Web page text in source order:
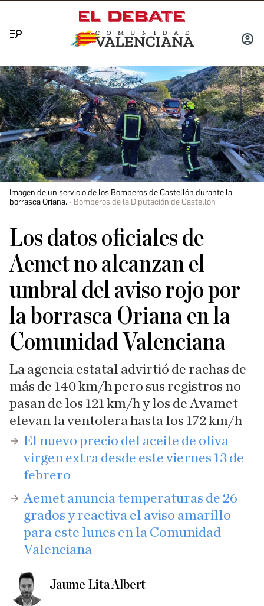
INICIAR
Imagen de un servicio de los Bomberos de Castellón durante la
borrasca Oriana.
Bomberos de la Diputación de Castellón
Los datos oficiales de
Aemet no alcanzan el
umbral del aviso rojo por
la borrasca Oriana en la
Comunidad Valenciana
La agencia estatal advirtió de rachas de
más de 140 km/h pero sus registros no
pasan de los 121 km/h y los de Avamet
elevan la ventolera hasta los 172 km/h
​El nuevo precio del aceite de oliva
virgen extra desde este viernes 13 de
febrero
Aemet anuncia temperaturas de 26
grados y reactiva el aviso amarillo
para este lunes en la Comunidad
Valenciana
Jaume Lita Albert